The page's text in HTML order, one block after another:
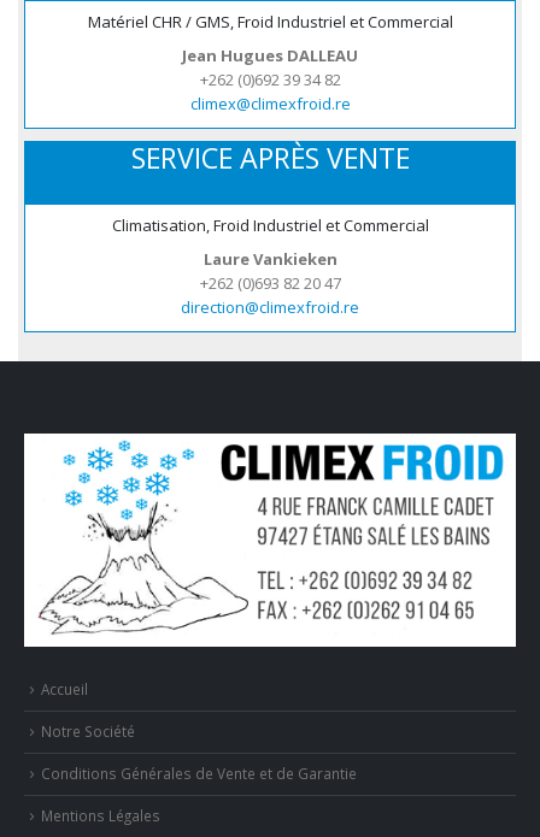
Matériel CHR / GMS, Froid Industriel et Commercial
Jean Hugues DALLEAU
+262 (0)692 39 34 82
climex@climexfroid.re
SERVICE APRÈS VENTE
Climatisation, Froid Industriel et Commercial
Laure Vankieken
+262 (0)693 82 20 47
direction@climexfroid.re
Accueil
Notre Société
Conditions Générales de Vente et de Garantie
Mentions Légales